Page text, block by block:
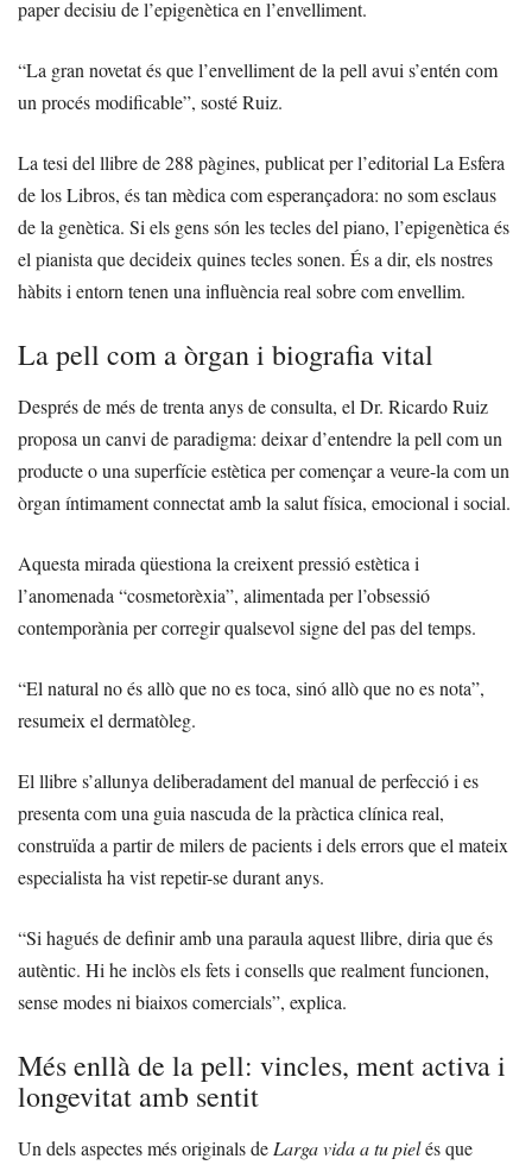
paper decisiu de l’epigenètica en l’envelliment.
“La gran novetat és que l’envelliment de la pell avui s’entén com
un procés modificable”, sosté Ruiz.
La tesi del llibre de 288 pàgines, publicat per l’editorial La Esfera
de los Libros, és tan mèdica com esperançadora: no som esclaus
de la genètica. Si els gens són les tecles del piano, l’epigenètica és
el pianista que decideix quines tecles sonen. És a dir, els nostres
hàbits i entorn tenen una influència real sobre com envellim.
La pell com a òrgan i biografia vital
Després de més de trenta anys de consulta, el Dr. Ricardo Ruiz
proposa un canvi de paradigma: deixar d’entendre la pell com un
producte o una superfície estètica per començar a veure-la com un
òrgan íntimament connectat amb la salut física, emocional i social.
Aquesta mirada qüestiona la creixent pressió estètica i
l’anomenada “cosmetorèxia”, alimentada per l’obsessió
contemporània per corregir qualsevol signe del pas del temps.
“El natural no és allò que no es toca, sinó allò que no es nota”,
resumeix el dermatòleg.
El llibre s’allunya deliberadament del manual de perfecció i es
presenta com una guia nascuda de la pràctica clínica real,
construïda a partir de milers de pacients i dels errors que el mateix
especialista ha vist repetir-se durant anys.
“Si hagués de definir amb una paraula aquest llibre, diria que és
autèntic. Hi he inclòs els fets i consells que realment funcionen,
sense modes ni biaixos comercials”, explica.
Més enllà de la pell: vincles, ment activa i
longevitat amb sentit
Un dels aspectes més originals de Larga vida a tu pielés que